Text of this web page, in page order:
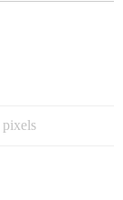
pixels